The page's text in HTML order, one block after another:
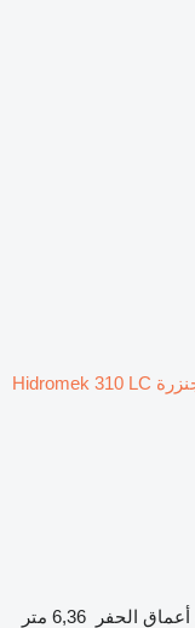
جديد حفارة مجنزرة Hidromek 310 LC
أعماق الحفر
6,36 متر